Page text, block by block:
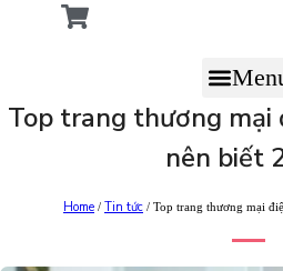
Top trang thương mại
nên biết
Home / Tin tức / Top trang thương mại